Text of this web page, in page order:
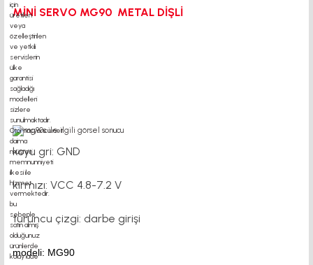
MİNİ SERVO MG90 METAL DİŞLİ
koyu gri: GND
kırmızı: VCC 4.8-7.2 V
turuncu çizgi: darbe girişi
modeli: MG90